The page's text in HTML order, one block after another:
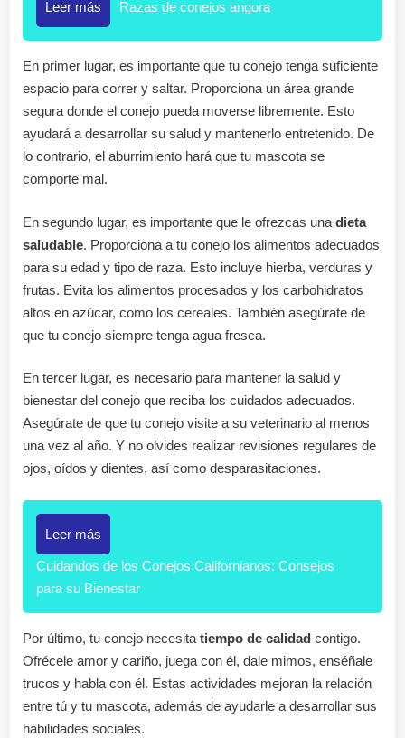
Leer más Razas de conejos angora
En primer lugar, es importante que tu conejo tenga suficiente
espacio para correr y saltar. Proporciona un área grande
segura donde el conejo pueda moverse libremente. Esto
ayudará a desarrollar su salud y mantenerlo entretenido. De
lo contrario, el aburrimiento hará que tu mascota se
comporte mal.
En segundo lugar, es importante que le ofrezcas una dieta
saludable. Proporciona a tu conejo los alimentos adecuados
para su edad y tipo de raza. Esto incluye hierba, verduras y
frutas. Evita los alimentos procesados y los carbohidratos
altos en azúcar, como los cereales. También asegúrate de
que tu conejo siempre tenga agua fresca.
En tercer lugar, es necesario para mantener la salud y
bienestar del conejo que reciba los cuidados adecuados.
Asegúrate de que tu conejo visite a su veterinario al menos
una vez al año. Y no olvides realizar revisiones regulares de
ojos, oídos y dientes, así como desparasitaciones.
Leer más
Cuidandos de los Conejos Californianos: Consejos
para su Bienestar
Por último, tu conejo necesita tiempo de calidad contigo.
Ofrécele amor y cariño, juega con él, dale mimos, enséñale
trucos y habla con él. Estas actividades mejoran la relación
entre tú y tu mascota, además de ayudarle a desarrollar sus
habilidades sociales.